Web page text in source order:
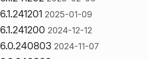
6.1.241201 2025-01-09
6.1.241200 2024-12-12
6.0.240803 2024-11-07